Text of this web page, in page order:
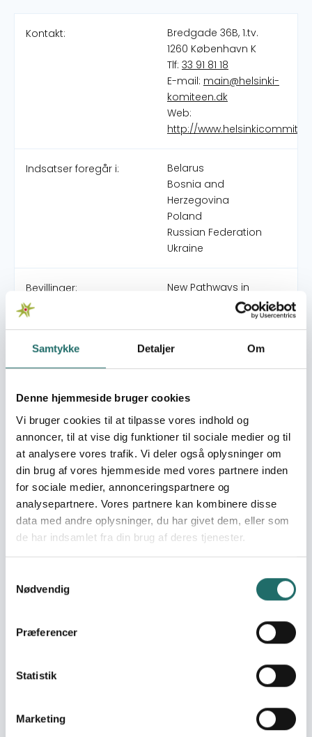
Samtykke Detaljer Om
Denne hjemmeside bruger cookies
Vi bruger cookies til at tilpasse vores indhold og
annoncer, til at vise dig funktioner til sociale medier og til
at analysere vores trafik. Vi deler også oplysninger om
din brug af vores hjemmeside med vores partnere inden
for sociale medier, annonceringspartnere og
analysepartnere. Vores partnere kan kombinere disse
data med andre oplysninger, du har givet dem, eller som
de har indsamlet fra din brug af deres tjenester.
Nødvendig
Præferencer
Statistik
Marketing
Kontakt:
Bredgade 36B, 1.tv.
1260 København K
Tlf: 33 91 81 18
E-mail: main@helsinki-
komiteen.dk
Web:
http://
Indsatser foregår i:
Belarus
Bosnia and
Herzegovina
Poland
Russian Federation
Ukraine
Bevillinger:
New Pathways in
Ukraine: Popular
Human Rights
Power of synergy:
and engaging citizens
in making decisions.
Ukrainian-Danish
Student Conference on
Democracy, Human
Rights and Diversity
Building Civic Society
Based Alternative
University in Belarus:
Learning about the
Experience of the
Universities of Denmark
Verdensmålsworkshop
Artikler og billeder fra
Vidnesbyrd fra Ukraine
HEGNET: Et liv på flugt
Education for Schools